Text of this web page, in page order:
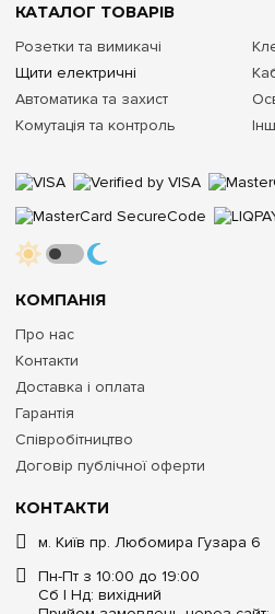
КОНТАКТИ
м. Київ пр. Любомира Гузара 6
Пн-Пт з 10:00 до 19:00
Сб | Нд: вихідний
КОМПАНІЯ
Про нас
Контакти
Доставка і оплата
Гарантія
Співробітництво
Договір публічної оферти
КАТАЛОГ ТОВАРІВ
Розетки та вимикачі
Щити електричні
Автоматика та захист
Комутація та контроль